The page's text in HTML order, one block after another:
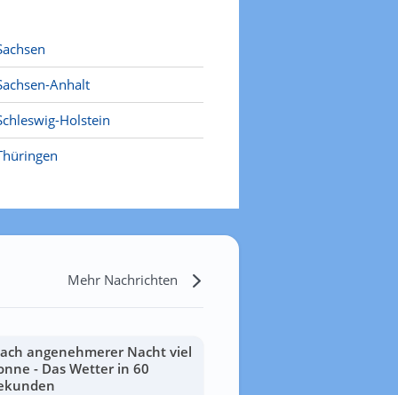
Anhalt
Holstein
Mehr Nachrichten
angenehmerer Nacht viel
- Das Wetter in 60